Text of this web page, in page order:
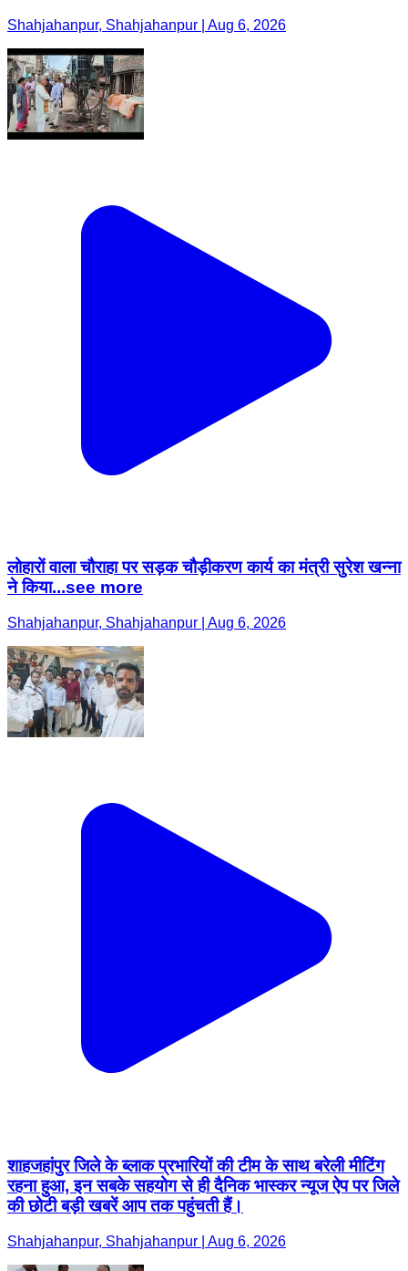
Shahjahanpur, Shahjahanpur | Aug 6, 2026
लोहारों वाला चौराहा पर सड़क चौड़ीकरण कार्य का मंत्री सुरेश खन्ना
ने किया...see more
Shahjahanpur, Shahjahanpur | Aug 6, 2026
शाहजहांपुर जिले के ब्लाक प्रभारियों की टीम के साथ बरेली मीटिंग
रहना हुआ, इन सबके सहयोग से ही दैनिक भास्कर न्यूज ऐप पर जिले
की छोटी बड़ी खबरें आप तक पहुंचती हैं।
Shahjahanpur, Shahjahanpur | Aug 6, 2026